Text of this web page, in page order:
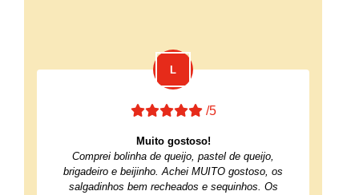
/5
Muito gostoso!
Comprei bolinha de queijo, pastel de queijo,
brigadeiro e beijinho. Achei MUITO gostoso, os
salgadinhos bem recheados e sequinhos. Os